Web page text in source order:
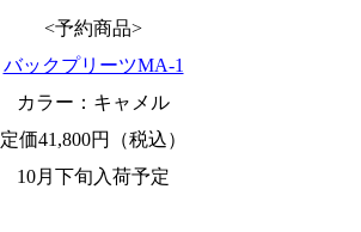
<予約商品>
バックプリーツMA-1
カラー：キャメル
定価41,800円（税込）
10月下旬入荷予定